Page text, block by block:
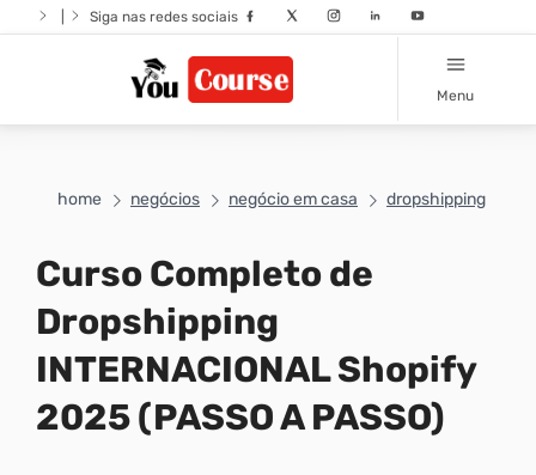
Siga nas redes sociais
Menu
home negócios negócio em casa dropshipping
Curso Completo de
Dropshipping
INTERNACIONAL Shopify
2025 (PASSO A PASSO)